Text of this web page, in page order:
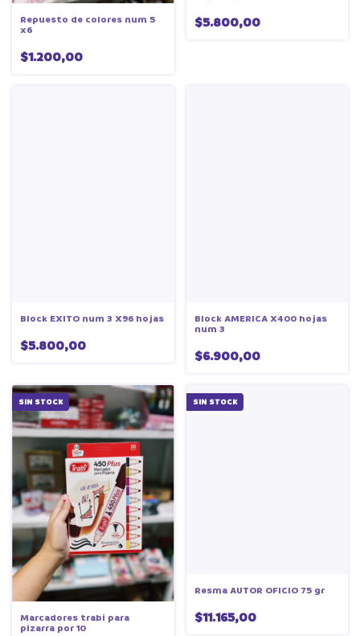
Repuesto de colores num 5
x6
$1.200,00
$5.800,00
Block EXITO num 3 X96 hojas
$5.800,00
Block AMERICA X400 hojas
num 3
$6.900,00
SIN STOCK
Marcadores trabi para
pizarra por 10
SIN STOCK
Resma AUTOR OFICIO 75 gr
$11.165,00